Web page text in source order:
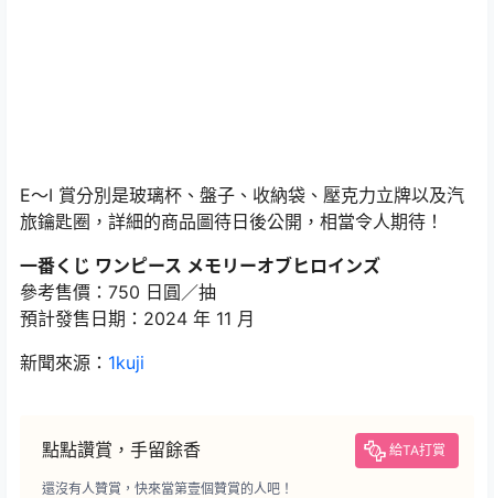
E～I 賞分別是玻璃杯、盤子、收納袋、壓克力立牌以及汽
旅鑰匙圈，詳細的商品圖待日後公開，相當令人期待！
一番くじ ワンピース メモリーオブヒロインズ
參考售價：750 日圓／抽
預計發售日期：2024 年 11 月
新聞來源： 1kuji
點點讚賞，手留餘香 給TA打賞
還沒有人贊賞，快來當第壹個贊賞的人吧！